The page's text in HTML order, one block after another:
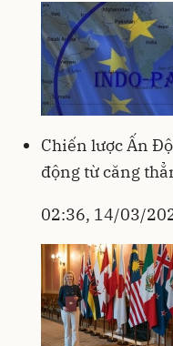
Chiến lược Ấn
động từ căng
02:36, 14/03/